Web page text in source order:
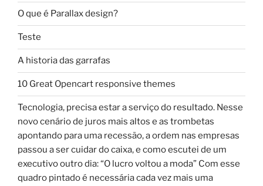
O que é Parallax design?
Teste
A historia das garrafas
10 Great Opencart responsive themes
Tecnologia, precisa estar a serviço do resultado. Nesse
novo cenário de juros mais altos e as trombetas
apontando para uma recessão, a ordem nas empresas
passou a ser cuidar do caixa, e como escutei de um
executivo outro dia: “O lucro voltou a moda” Com esse
quadro pintado é necessária cada vez mais uma